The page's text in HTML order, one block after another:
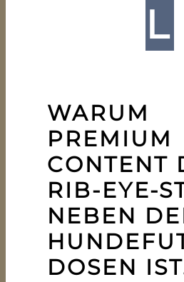
L
WARUM
PREMIUM
CONTENT
RIB-EYE-
NEBEN
DOSEN